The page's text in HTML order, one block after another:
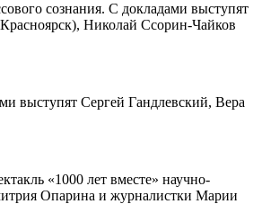
сознания. С докладами выступят
Николай Ссорин-Чайков
выступят Сергей Гандлевский, Вера
«1000 лет вместе» научно-
Опарина и журналистки Марии